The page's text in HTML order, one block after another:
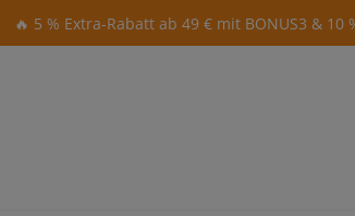
🔥 5 % Extra-Rabatt ab 49 € mit BONUS3 & 10